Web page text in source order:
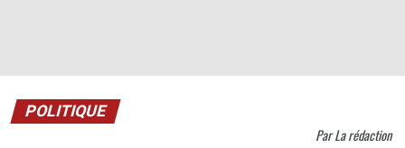
POLITIQUE
ParLa rédaction